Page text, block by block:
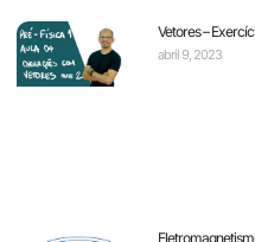
Vetores –
abril 9, 2023